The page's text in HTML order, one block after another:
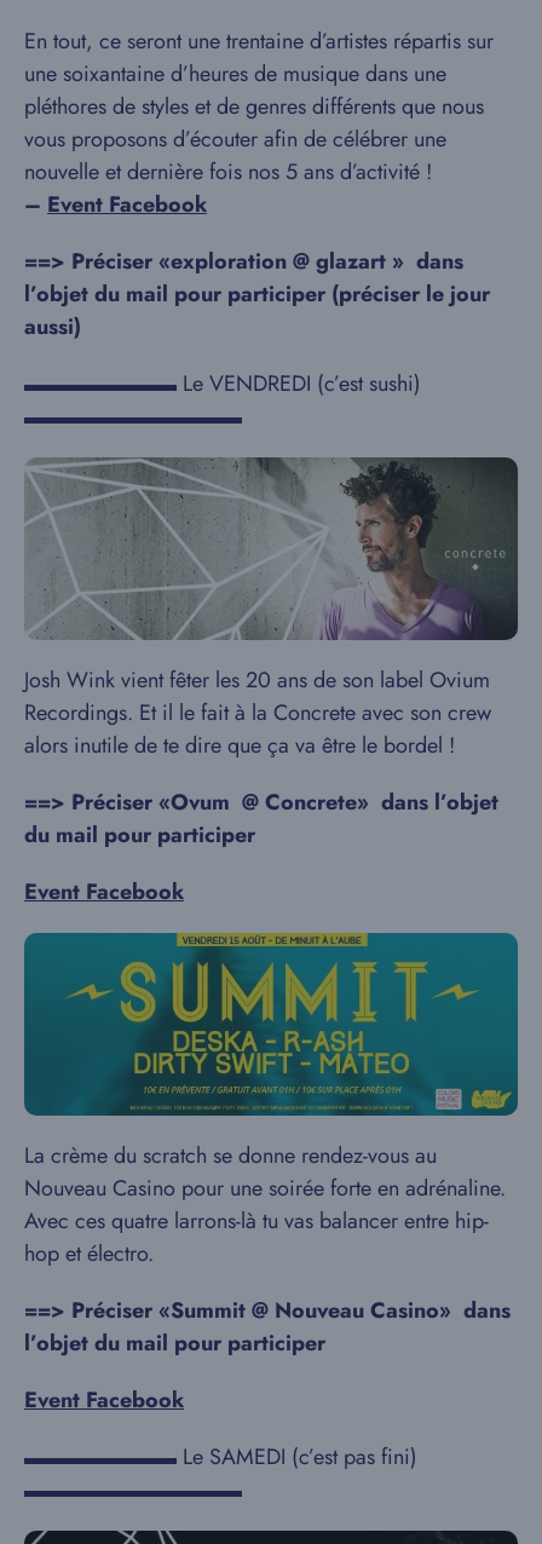
En tout, ce seront une trentaine d’artistes répartis sur
une soixantaine d’heures de musique dans une
pléthores de styles et de genres différents que nous
vous proposons d’écouter afin de célébrer une
nouvelle et dernière fois nos 5 ans d’activité !
– Event Facebook
==> Préciser «exploration @ glazart » dans
l’objet du mail pour participer (préciser le jour
aussi)
▬▬▬▬▬▬▬ Le VENDREDI (c’est sushi)
▬▬▬▬▬▬▬▬▬▬
Josh Wink vient fêter les 20 ans de son label Ovium
Recordings. Et il le fait à la Concrete avec son crew
alors inutile de te dire que ça va être le bordel !
==> Préciser «Ovum @Concrete» dans l’objet
du mail pour participer
Event Facebook
La crème du scratch se donne rendez-vous au
Nouveau Casino pour une soirée forte en adrénaline.
Avec ces quatre larrons-là tu vas balancer entre hip-
hop et électro.
==> Préciser «Summit @ Nouveau Casino» dans
l’objet du mail pour participer
Event Facebook
▬▬▬▬▬▬▬ Le SAMEDI (c’est pas fini)
▬▬▬▬▬▬▬▬▬▬